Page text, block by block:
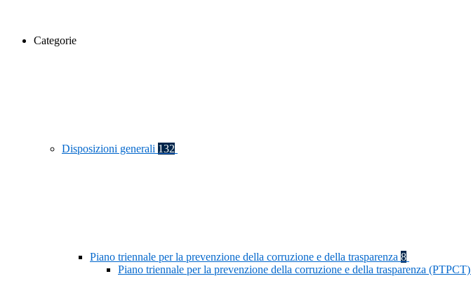
Categorie
Disposizioni generali 132
Piano triennale per la prevenzione della corruzione e della trasparenza 8
Piano triennale per la prevenzione della corruzione e della trasparenza (PTPCT)